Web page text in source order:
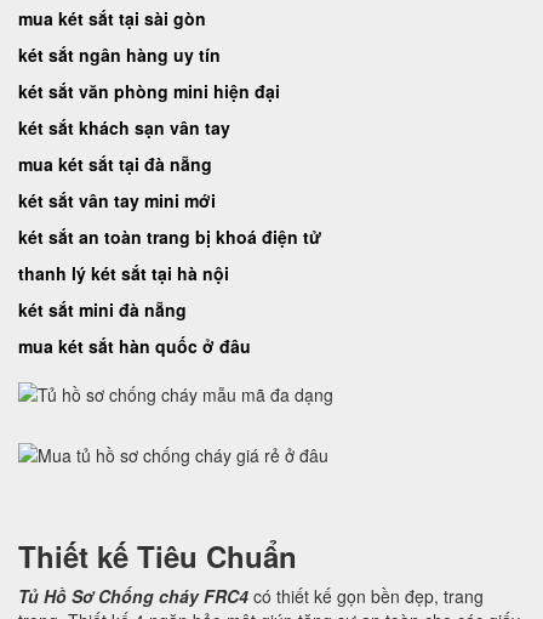
mua két sắt tại sài gòn
két sắt ngân hàng uy tín
két sắt văn phòng mini hiện đại
két sắt khách sạn vân tay
mua két sắt tại đà nẵng
két sắt vân tay mini mới
két sắt an toàn trang bị khoá điện tử
thanh lý két sắt tại hà nội
két sắt mini đà nẵng
mua két sắt hàn quốc ở đâu
Thiết kế Tiêu Chuẩn
Tủ Hồ Sơ Chống cháy FRC4 có thiết kế gọn bền đẹp, trang